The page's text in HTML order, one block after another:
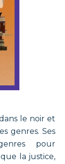
le noir et
genres. Ses
pour
la justice,